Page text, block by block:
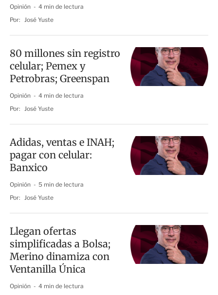
Opinión
4 min de lectura
Por: José Yuste
80 millones sin registro
celular; Pemex y
Petrobras; Greenspan
Opinión
4 min de lectura
Por: José Yuste
Adidas, ventas e INAH;
pagar con celular:
Banxico
Opinión
5 min de lectura
Por: José Yuste
Llegan ofertas
simplificadas a Bolsa;
Merino dinamiza con
Ventanilla Única
Opinión
4 min de lectura